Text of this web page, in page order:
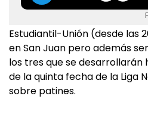
Estudiantil-Unión (desde las
en San Juan pero además
los tres que se desarrollarán
de la quinta fecha de la Liga
sobre patines.